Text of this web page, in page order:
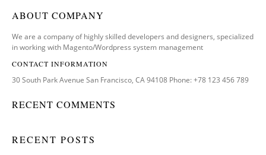
ABOUT COMPANY
We are a company of highly skilled developers and designers, specialized
in working with Magento/Wordpress system management
CONTACT INFORMATION
30 South Park Avenue San Francisco, CA 94108 Phone: +78 123 456 789
RECENT COMMENTS
RECENT POSTS